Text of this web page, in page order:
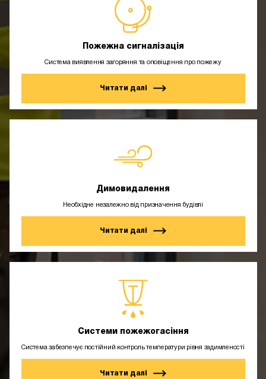
Пожежна сигналізація
Система виявлення загоряння та оповіщення про пожежу
Читати далі
Димовидалення
Необхідне незалежно від призначення будівлі
Читати далі
Системи пожежогасіння
Система забезпечує постійний контроль температури рівня задимленості
Читати далі